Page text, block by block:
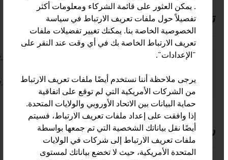
listen
downloads
تنزيلات
No. 157, Fresh View, Smart Cities, en | de
MB
No. 153, Fresh View, Sustainable Building, en |
MB
listen
links
رابط إلكتروني
. يمكن العثور على قائمة الشركاء ومعلومات أكثر
تفصيلاً حول ملفات تعريف الارتباط في سياسة
الخصوصية الخاصة بنا. يمكنك تغيير تفضيلات ملفات
تعريف الارتباط الخاصة بك في أي وقت عند النقر على
"الإعدادات".
يرجى ملاحظة أننا نستخدم أيضًا ملفات تعريف الارتباط
من الشركات الأمريكية التي لم توقع على اتفاقية
حماية البيانات بين الاتحاد الأوروبي والولايات المتحدة.
إذا وافقت على إعداد ملفات تعريف الارتباط، فسيتم
أيضًا نقل بياناتك الشخصية التي تم جمعها بواسطة
ملفات تعريف الارتباط إلى شركات في الولايات
المتحدة الأمريكية، حيث لا تخضع بياناتك لمستوى